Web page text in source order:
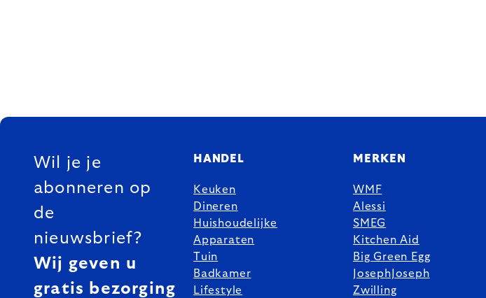
FOOTER
Wil je je
abonneren op
de
nieuwsbrief?
Wij geven u
gratis bezorging
HANDEL
Keuken
Dineren
Huishoudelijke
Apparaten
Tuin
Badkamer
Lifestyle
MERKEN
WMF
Alessi
SMEG
Kitchen Aid
Big Green Egg
JosephJoseph
Zwilling